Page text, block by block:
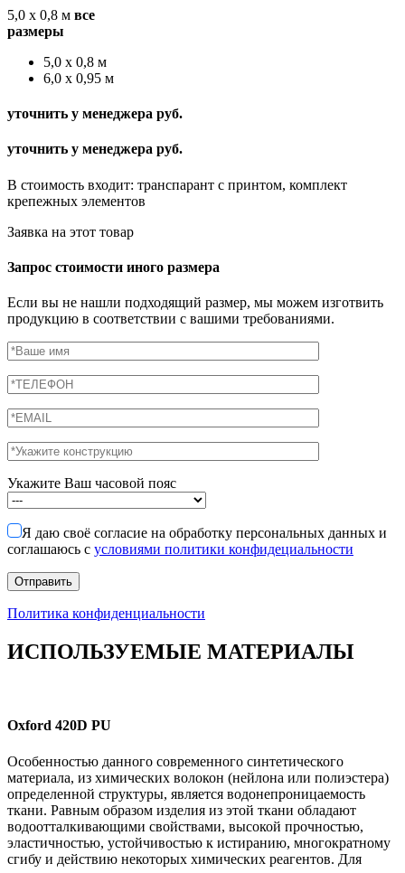
5,0 х 0,8 м все
размеры
5,0 х 0,8 м
6,0 х 0,95 м
уточнить у менеджера руб.
уточнить у менеджера руб.
В стоимость входит: транспарант с принтом, комплект
крепежных элементов
Заявка на этот товар
Запрос стоимости иного размера
Если вы не нашли подходящий размер, мы можем изготвить
продукцию в соответствии с вашими требованиями.
Укажите Ваш часовой пояс
Я даю своё согласие на обработку персональных данных и
соглашаюсь с условиями политики конфидециальности
Политика конфиденциальности
ИСПОЛЬЗУЕМЫЕ МАТЕРИАЛЫ
Oxford 420D PU
Особенностью данного современного синтетического
материала, из химических волокон (нейлона или полиэстера)
определенной структуры, является водонепроницаемость
ткани. Равным образом изделия из этой ткани обладают
водоотталкивающими свойствами, высокой прочностью,
эластичностью, устойчивостью к истиранию, многократному
сгибу и действию некоторых химических реагентов. Для